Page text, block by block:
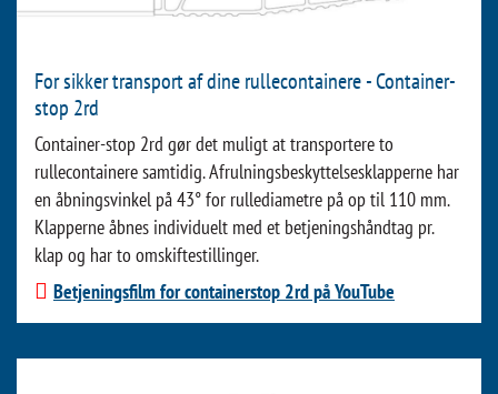
For sikker transport af dine rullecontainere - Container-
stop 2rd
Container-stop 2rd gør det muligt at transportere to
rullecontainere samtidig. Afrulningsbeskyttelsesklapperne har
en åbningsvinkel på 43° for rullediametre på op til 110 mm.
Klapperne åbnes individuelt med et betjeningshåndtag pr.
klap og har to omskiftestillinger.
Betjeningsfilm for containerstop 2rd på YouTube